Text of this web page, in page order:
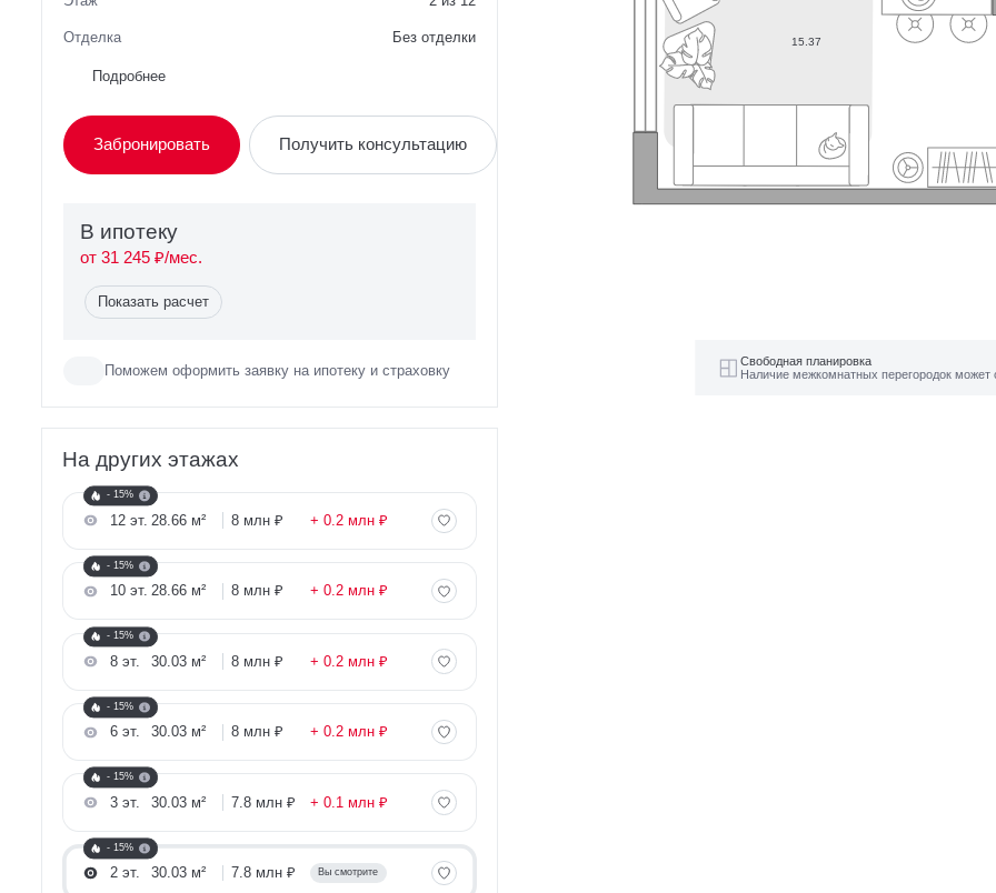
Отделка Без отделки
Район
Планировка Односторонняя
Подробнее
Забронировать Получить консультацию
В ипотекy
от 31 245 ₽/мес.
Показать расчет
Поможем оформить заявку на ипотеку и страховку
На других этажах
- 15%
12 эт. 28.66 м² 8 млн ₽ + 0.2 млн ₽
- 15%
10 эт. 28.66 м² 8 млн ₽ + 0.2 млн ₽
- 15%
8 эт. 30.03 м² 8 млн ₽ + 0.2 млн ₽
- 15%
6 эт. 30.03 м² 8 млн ₽ + 0.2 млн ₽
- 15%
3 эт. 30.03 м² 7.8 млн ₽ + 0.1 млн ₽
- 15%
2 эт. 30.03 м² 7.8 млн ₽ Вы смотрите
15.37
Свободная планировка
Наличие межкомнатных перегородок может